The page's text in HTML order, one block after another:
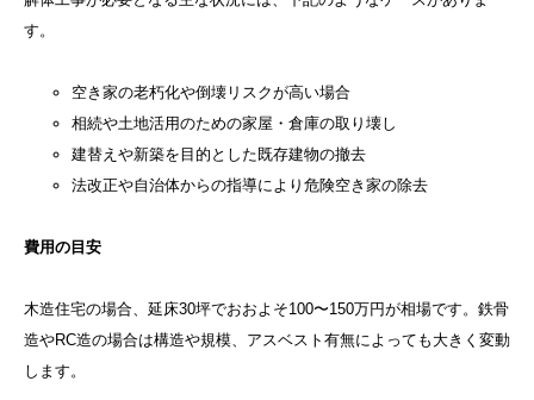
す。
空き家の老朽化や倒壊リスクが高い場合
相続や土地活用のための家屋・倉庫の取り壊し
建替えや新築を目的とした既存建物の撤去
法改正や自治体からの指導により危険空き家の除去
費用の目安
木造住宅の場合、延床30坪でおおよそ100〜150万円が相場です。鉄骨
造やRC造の場合は構造や規模、アスベスト有無によっても大きく変動
します。